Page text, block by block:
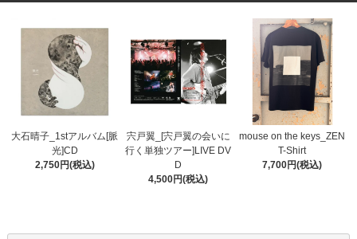
大石晴子_1stアルバム[脈
光]CD
2,750円(税込)
宍戸翼_[宍戸翼の会いに
行く単独ツアー]LIVE DV
D
4,500円(税込)
mouse on the keys_ZEN
T-Shirt
7,700円(税込)